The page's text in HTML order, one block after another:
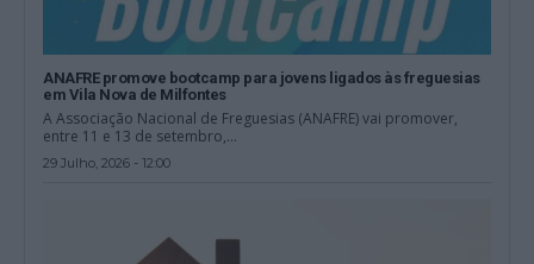
ANAFRE promove bootcamp para jovens ligados às freguesias
em Vila Nova de Milfontes
A Associação Nacional de Freguesias (ANAFRE) vai promover,
entre 11 e 13 de setembro,...
29 Julho, 2026 - 12:00